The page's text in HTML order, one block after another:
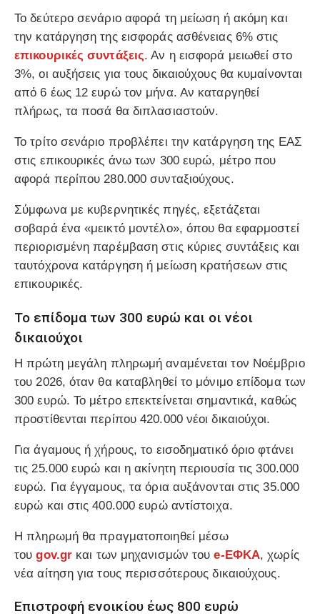
Το δεύτερο σενάριο αφορά τη μείωση ή ακόμη και
την κατάργηση της εισφοράς ασθένειας 6% στις
επικουρικές συντάξεις. Αν η εισφορά μειωθεί στο
3%, οι αυξήσεις για τους δικαιούχους θα κυμαίνονται
από 6 έως 12 ευρώ τον μήνα. Αν καταργηθεί
πλήρως, τα ποσά θα διπλασιαστούν.
Το τρίτο σενάριο προβλέπει την κατάργηση της ΕΑΣ
στις επικουρικές άνω των 300 ευρώ, μέτρο που
αφορά περίπου 280.000 συνταξιούχους.
Σύμφωνα με κυβερνητικές πηγές, εξετάζεται
σοβαρά ένα «μεικτό μοντέλο», όπου θα εφαρμοστεί
περιορισμένη παρέμβαση στις κύριες συντάξεις και
ταυτόχρονα κατάργηση ή μείωση κρατήσεων στις
επικουρικές.
Το επίδομα των 300 ευρώ και οι νέοι
δικαιούχοι
Η πρώτη μεγάλη πληρωμή αναμένεται τον Νοέμβριο
του 2026, όταν θα καταβληθεί το μόνιμο επίδομα των
300 ευρώ. Το μέτρο επεκτείνεται σημαντικά, καθώς
προστίθενται περίπου 420.000 νέοι δικαιούχοι.
Για άγαμους ή χήρους, το εισοδηματικό όριο φτάνει
τις 25.000 ευρώ και η ακίνητη περιουσία τις 300.000
ευρώ. Για έγγαμους, τα όρια αυξάνονται στις 35.000
ευρώ και στις 400.000 ευρώ αντίστοιχα.
Η πληρωμή θα πραγματοποιηθεί μέσω
τουgov.gr και των μηχανισμών τουe-ΕΦΚΑ, χωρίς
νέα αίτηση για τους περισσότερους δικαιούχους.
Επιστροφή ενοικίου έως 800 ευρώ